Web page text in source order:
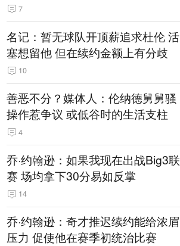
7
名记：暂无球队开顶薪追求杜伦 活
塞想留他 但在续约金额上有分歧
10
善恶不分？媒体人：伦纳德舅舅骚
操作惹争议 或低谷时的生活支柱
4
乔·约翰逊：如果我现在出战Big3联
赛 场均拿下30分易如反掌
14
乔·约翰逊：奇才推迟续约能给浓眉
压力 促使他在赛季初统治比赛